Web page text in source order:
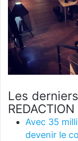
Les
Avec 35
devenir le